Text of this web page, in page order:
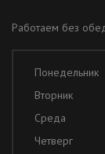
Работаем без
Понедельник
Вторник
Среда
Четверг